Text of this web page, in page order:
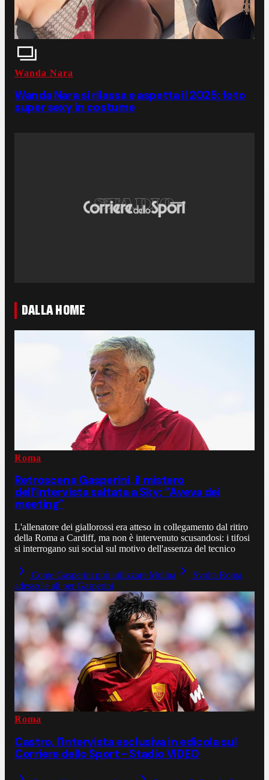
Wanda Nara
Wanda Nara si rilassa e aspetta il 2025: foto
super sexy in costume
DALLA HOME
Roma
Retroscena Gasperini, il mistero
dell’intervista saltata a Sky: “Aveva dei
meeting”
L'allenatore dei giallorossi era atteso in collegamento dal ritiro
della Roma a Cardiff, ma non è intervenuto scusandosi: i tifosi
si interrogano sui social sul motivo dell'assenza del tecnico
Come Gasperini può utilizzare Molina
Svolta Roma,
adesso le ali per Gasperini
Roma
Castro, l'intervista esclusiva in edicola sul
Corriere dello Sport - Stadio VIDEO